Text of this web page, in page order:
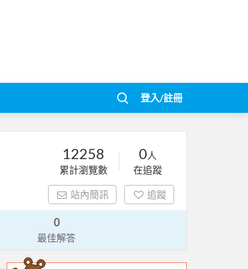
登入/註冊
12258
累計瀏覽數
0人
在追蹤
站內簡訊 追蹤
0
最佳解答